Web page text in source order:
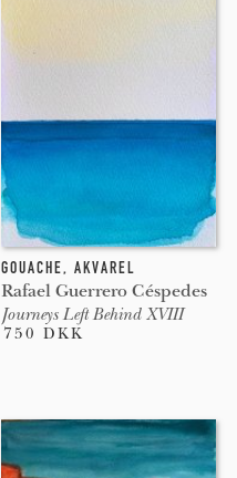
GOUACHE, AKVAREL
Rafael Guerrero Céspedes
Journeys Left Behind XVIII
750 DKK